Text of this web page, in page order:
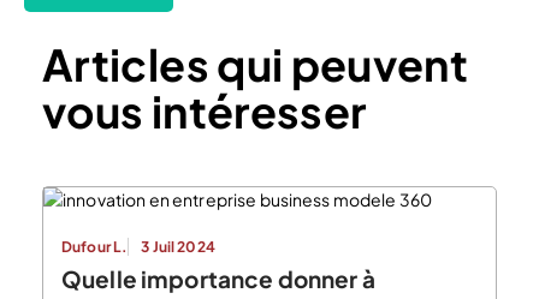
Articles qui peuvent
vous intéresser
Dufour L. 3 Juil 2024
Quelle importance donner à